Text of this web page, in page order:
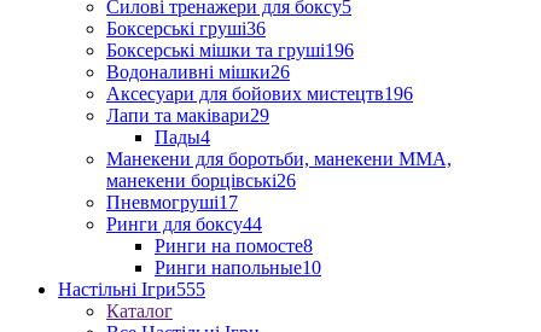
Силові тренажери для боксу5
Боксерські груші36
Боксерські мішки та груші196
Водоналивні мішки26
Аксесуари для бойових мистецтв196
Лапи та маківари29
Пады4
Манекени для боротьби, манекени ММА,
манекени борцівські26
Пневмогруші17
Ринги для боксу44
Ринги на помосте8
Ринги напольные10
Настільні Ігри555
Каталог